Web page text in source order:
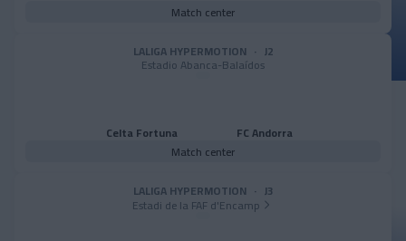
La experiencia de sus
Match center
LALIGA HYPERMOTION · J2
Estadio Abanca-Balaídos
Celta Fortuna
FC Andorra
Match center
LALIGA HYPERMOTION · J3
Estadi de la FAF d'Encamp